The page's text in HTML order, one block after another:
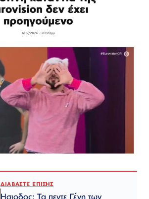
ΔΙΑΒΑΣΤΕ ΕΠΙΣΗΣ
Ησιοδος: Τα πεντε Γένη των